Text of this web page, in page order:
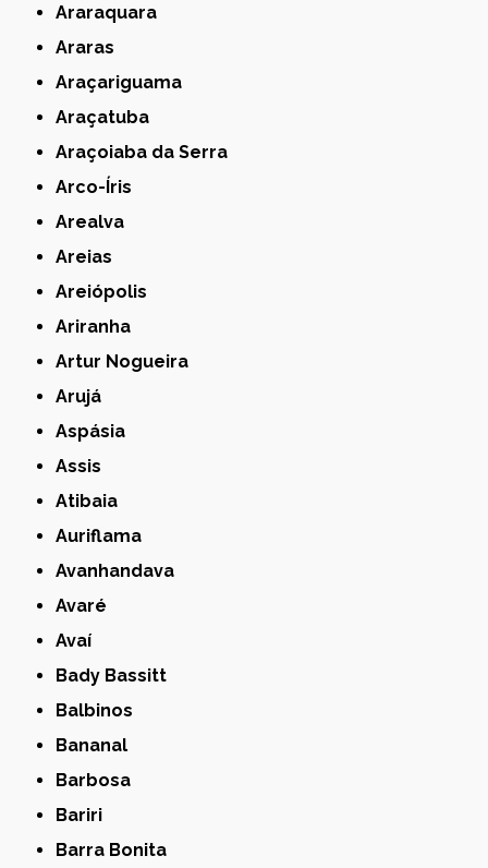
Araraquara
Araras
Araçariguama
Araçatuba
Araçoiaba da Serra
Arco-Íris
Arealva
Areias
Areiópolis
Ariranha
Artur Nogueira
Arujá
Aspásia
Assis
Atibaia
Auriflama
Avanhandava
Avaré
Avaí
Bady Bassitt
Balbinos
Bananal
Barbosa
Bariri
Barra Bonita